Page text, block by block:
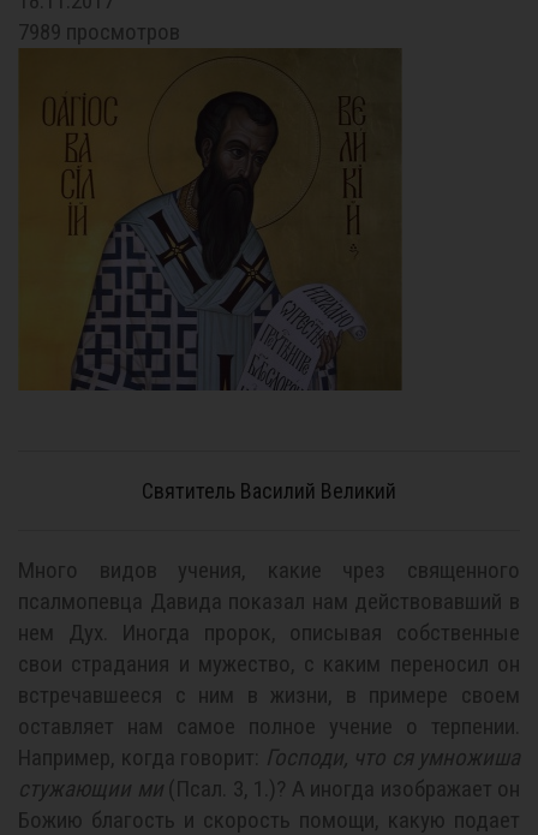
7989 просмотров
Святитель Василий Великий
Много видов учения, какие чрез священного
псалмопевца Давида показал нам действовавший в
нем Дух. Иногда пророк, описывая собственные
свои страдания и мужество, с каким переносил он
встречавшееся с ним в жизни, в примере своем
оставляет нам самое полное учение о терпении.
Например, когда говорит: Господи, что ся умножиша
стужающии ми(Псал. 3, 1.)? А иногда изображает он
Божию благость и скорость помощи, какую подает